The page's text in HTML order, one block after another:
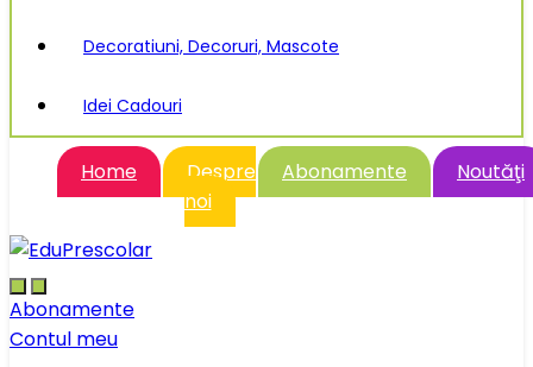
Decoratiuni, Decoruri, Mascote
Idei Cadouri
Home
Despre
noi
Abonamente Noutăţi
Abonamente
Contul meu